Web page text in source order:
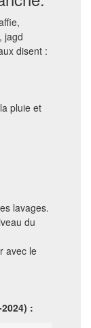
jagd
disent :
pluie et
lavages.
du
avec le
: